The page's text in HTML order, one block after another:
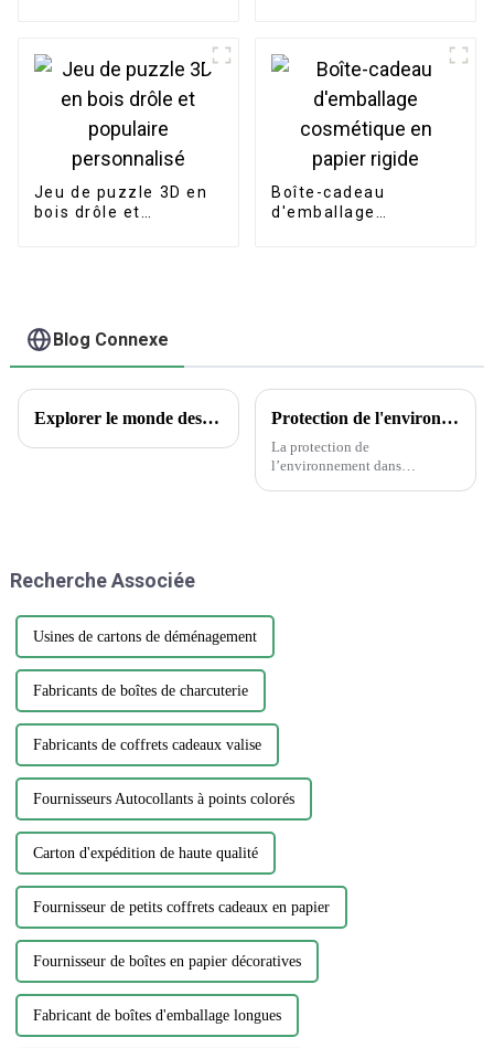
fleur, vente en gros
Jeu de puzzle 3D en
bois drôle et
Boîte-cadeau
d'emballage
Blog Connexe
Explorer le monde des tatouages ​​temporaires : aperçus encrés et questions courantes Protection de l'environnement dans l'industrie de l'emballage et de l'imprimerie
La protection de
l’environnement dans
Recherche Associée
Usines de cartons de déménagement
Fabricants de boîtes de charcuterie
Fabricants de coffrets cadeaux valise
Fournisseurs Autocollants à points colorés
Carton d'expédition de haute qualité
Fournisseur de petits coffrets cadeaux en papier
Fournisseur de boîtes en papier décoratives
Fabricant de boîtes d'emballage longues